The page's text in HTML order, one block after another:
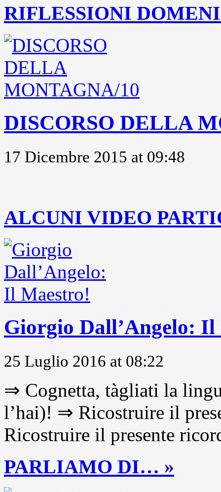
RIFLESSIONI
DISCORSO DELLA
17 Dicembre 2015 at 09:48
ALCUNI VIDEO
Giorgio Dall’Angelo:
25 Luglio 2016 at 08:22
⇒ Cognetta, tàgliati la
l’hai)! ⇒ Ricostruire il
Ricostruire il presente
PARLIAMO DI… »